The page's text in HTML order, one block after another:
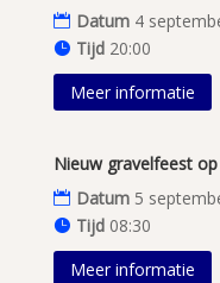
Datum 4
Tijd 20:00
Meer informatie
Nieuw gravelfeest
Datum 5
Tijd 08:30
Meer informatie